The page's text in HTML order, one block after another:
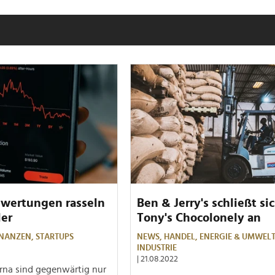
rasseln
STARTUPS
sind gegenwärtig nur
Ben & Jerry's schließt
Tony's Chocolonely an
NEWS, HANDEL,
ENERGIE &
INDUSTRIE
| 21.08.2022